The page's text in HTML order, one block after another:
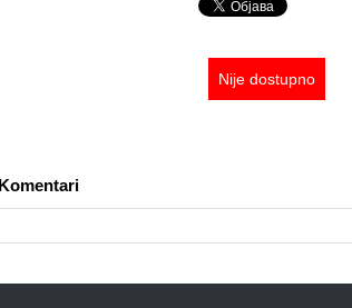
Nije dostupno
Komentari